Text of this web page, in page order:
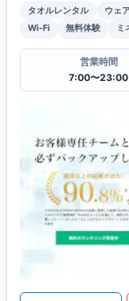
タオルレンタル ウェ
Wi-Fi
無料体験 ミ
営業時間
7:00〜23:00